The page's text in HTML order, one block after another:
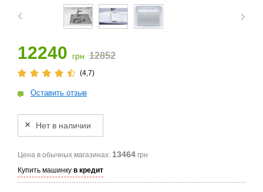
12240 грн 12852
(4,7)
Оставить отзыв
Нет в наличии
Цена в обычных магазинах: 13464 грн
Купить машинку в кредит